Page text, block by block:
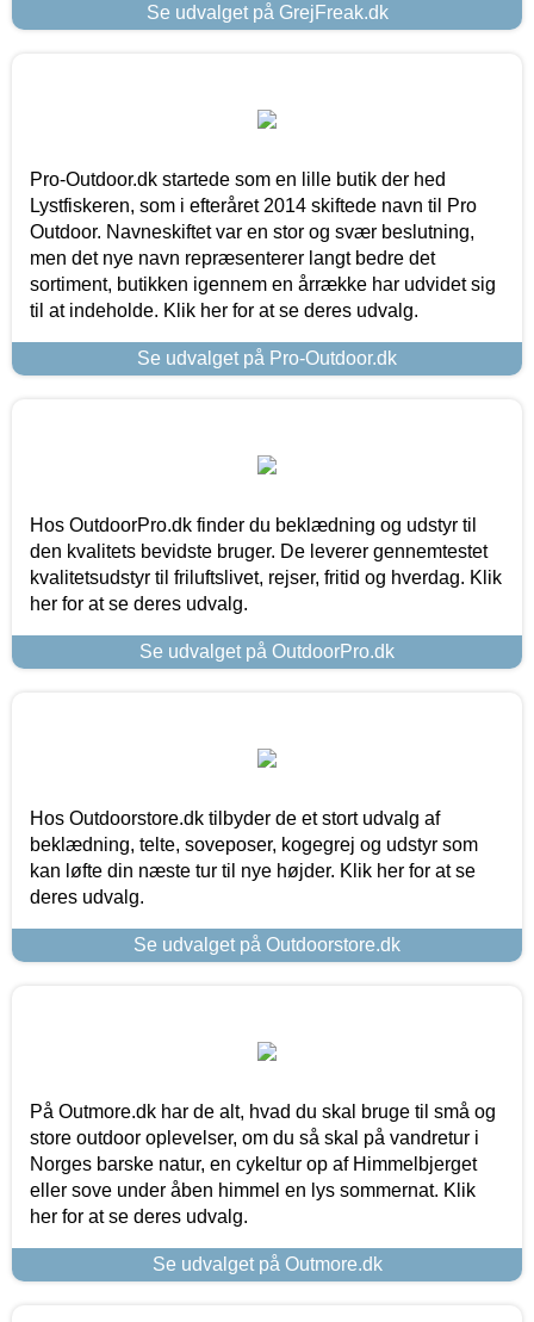
Se udvalget på GrejFreak.dk
Pro-Outdoor.dk startede som en lille butik der hed
Lystfiskeren, som i efteråret 2014 skiftede navn til Pro
Outdoor. Navneskiftet var en stor og svær beslutning,
men det nye navn repræsenterer langt bedre det
sortiment, butikken igennem en årrække har udvidet sig
til at indeholde. Klik her for at se deres udvalg.
Se udvalget på Pro-Outdoor.dk
Hos OutdoorPro.dk finder du beklædning og udstyr til
den kvalitets bevidste bruger. De leverer gennemtestet
kvalitetsudstyr til friluftslivet, rejser, fritid og hverdag. Klik
her for at se deres udvalg.
Se udvalget på OutdoorPro.dk
Hos Outdoorstore.dk tilbyder de et stort udvalg af
beklædning, telte, soveposer, kogegrej og udstyr som
kan løfte din næste tur til nye højder. Klik her for at se
deres udvalg.
Se udvalget på Outdoorstore.dk
På Outmore.dk har de alt, hvad du skal bruge til små og
store outdoor oplevelser, om du så skal på vandretur i
Norges barske natur, en cykeltur op af Himmelbjerget
eller sove under åben himmel en lys sommernat. Klik
her for at se deres udvalg.
Se udvalget på Outmore.dk